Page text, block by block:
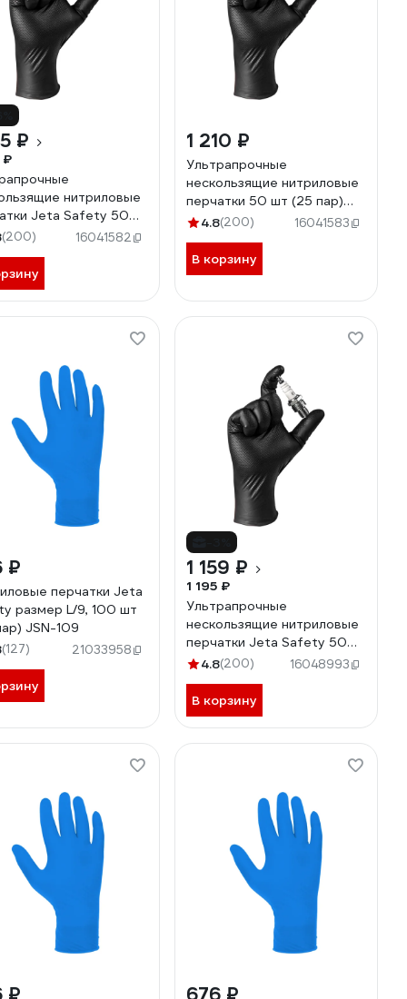
₽
₽
нитриловые
Jeta Safety 50
пар), р.L/9, 240 мм,
(200) 16041582
1 210 ₽
Ультрапрочные
нескользящие нитриловые
перчатки 50 шт (25 пар)
размер M/8 толщина 0,15
50BL-08
4.8(200) 16041583
В корзину
₽
перчатки Jeta
размер L/9, 100 шт
JSN-109
(127) 21033958
1 159 ₽
1 195 ₽
Ультрапрочные
нескользящие нитриловые
перчатки Jeta Safety 50
шт (25 пар), разм.XXL/11,
50BL-11
4.8(200) 16048993
В корзину